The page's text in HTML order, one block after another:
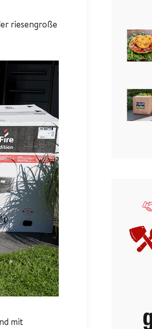
riesengroße
mit